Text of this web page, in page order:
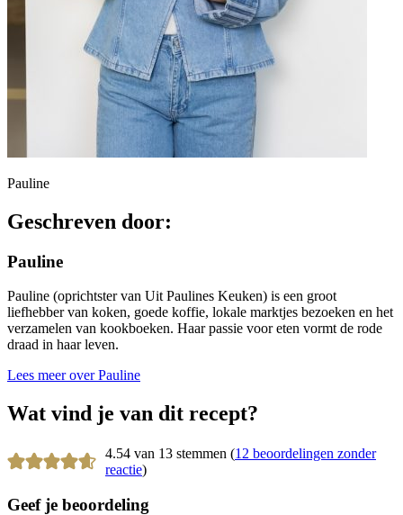
Pauline
Geschreven door:
Pauline
Pauline (oprichtster van Uit Paulines Keuken) is een groot
liefhebber van koken, goede koffie, lokale marktjes bezoeken en het
verzamelen van kookboeken. Haar passie voor eten vormt de rode
draad in haar leven.
Lees meer over Pauline
Wat vind je van dit recept?
4.54 van 13 stemmen (12 beoordelingen zonder
reactie)
Geef je beoordeling